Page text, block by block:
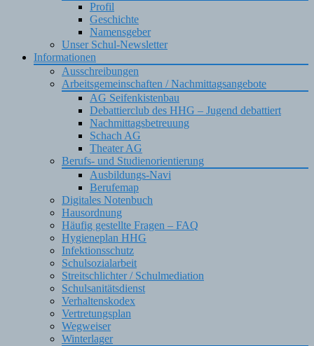
Profil
Geschichte
Namensgeber
Unser Schul-Newsletter
Informationen
Ausschreibungen
Arbeitsgemeinschaften / Nachmittagsangebote
AG Seifenkistenbau
Debattierclub des HHG – Jugend debattiert
Nachmittagsbetreuung
Schach AG
Theater AG
Berufs- und Studienorientierung
Ausbildungs-Navi
Berufemap
Digitales Notenbuch
Hausordnung
Häufig gestellte Fragen – FAQ
Hygieneplan HHG
Infektionsschutz
Schulsozialarbeit
Streitschlichter / Schulmediation
Schulsanitätsdienst
Verhaltenskodex
Vertretungsplan
Wegweiser
Winterlager